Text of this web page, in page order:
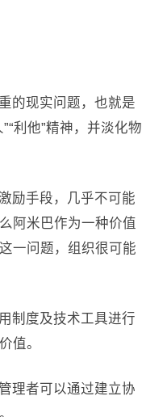
的现实问题，也就是
利他”精神，并淡化物
励手段，几乎不可能
阿米巴作为一种价值
一问题，组织很可能
制度及技术工具进行
值。
理者可以通过建立协